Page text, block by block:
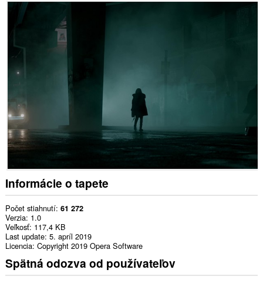
Informácie o tapete
Počet stiahnutí 61 272
Verzia 1.0
Veľkosť 117,4 KB
Last update 5. apríl 2019
Licencia Copyright 2019 Opera Software
Spätná odozva od používateľov